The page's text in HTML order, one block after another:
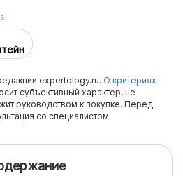
expertology.ru. О критериях
субъективный характер, не
руководством к покупке. Перед
со специалистом.